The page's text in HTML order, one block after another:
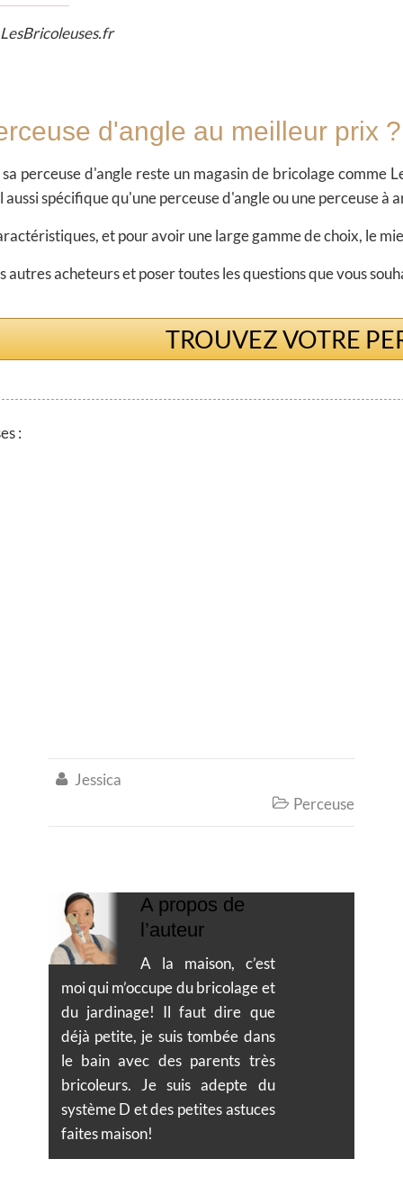
d'angle au meilleur prix ?
perceuse d'angle reste un magasin de bricolage
spécifique qu'une perceuse d'angle ou une perceuse à
et pour avoir une large gamme de choix, le
autres acheteurs et poser toutes les questions que vous
TROUVEZ VOTRE
:
 Jessica
 Perceuse
A propos de
l’auteur
A la maison, c’est
moi qui m’occupe du bricolage et
du jardinage! Il faut dire que
déjà petite, je suis tombée dans
le bain avec des parents très
bricoleurs. Je suis adepte du
système D et des petites astuces
faites maison!